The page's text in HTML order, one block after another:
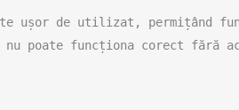
ușor de utilizat, permițând
poate funcționa corect fără